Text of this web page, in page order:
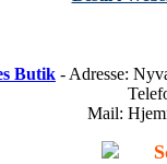
Butik - Adresse:
Mail: